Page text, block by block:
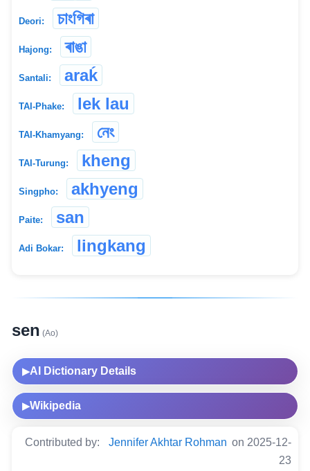
Deori: চাংগিৰা
Hajong: ৰাঙা
Santali: araḱ
TAI-Phake: lek lau
TAI-Khamyang: নেং
TAI-Turung: kheng
Singpho: akhyeng
Paite: san
Adi Bokar: lingkang
sen (Ao)
▶AI Dictionary Details
▶Wikipedia
Contributed by: Jennifer Akhtar Rohman on 2025-12-
23